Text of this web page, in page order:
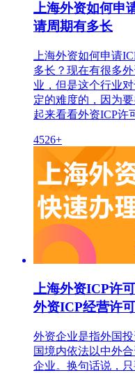
上海外资如何申
请周期有多长
上海外资如何申请
多长？现在有很多
业，但是这个行业
定的难度的，因为
起来看看外资ICP许
4526+
上海外资ICP许
外资ICP经营许
外资企业是指外国
国境内依法以中外
企业。换句话说，